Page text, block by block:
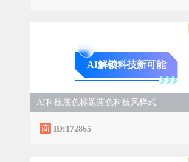
AI解锁科技新可能
AI科技底色标题蓝色科技风样式
ID:172865